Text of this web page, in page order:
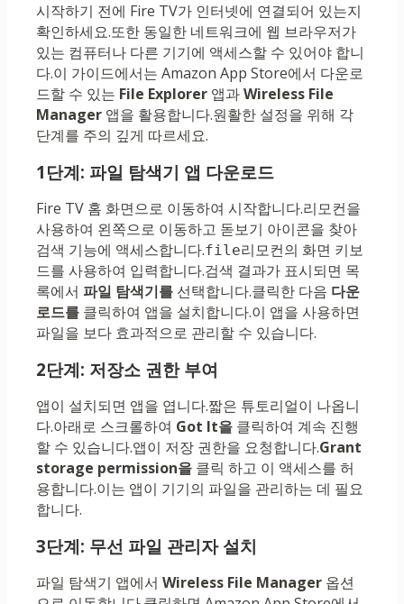
시작하기 전에 Fire TV가 인터넷에 연결되어 있는지
확인하세요.또한 동일한 네트워크에 웹 브라우저가
있는 컴퓨터나 다른 기기에 액세스할 수 있어야 합니
다.이 가이드에서는 Amazon App Store에서 다운로
드할 수 있는 File Explorer 앱과Wireless File
Manager 앱을 활용합니다.원활한 설정을 위해 각
단계를 주의 깊게 따르세요.
1단계: 파일 탐색기 앱 다운로드
Fire TV 홈 화면으로 이동하여 시작합니다.리모컨을
사용하여 왼쪽으로 이동하고 돋보기 아이콘을 찾아
검색 기능에 액세스합니다.file리모컨의 화면 키보
드를 사용하여 입력합니다.검색 결과가 표시되면 목
록에서 파일 탐색기를 선택합니다.클릭한 다음 다운
로드를 클릭하여 앱을 설치합니다.이 앱을 사용하면
파일을 보다 효과적으로 관리할 수 있습니다.
2단계: 저장소 권한 부여
앱이 설치되면 앱을 엽니다.짧은 튜토리얼이 나옵니
다.아래로 스크롤하여 Got It을 클릭하여 계속 진행
할 수 있습니다.앱이 저장 권한을 요청합니다.Grant
storage permission을 클릭 하고 이 액세스를 허
용합니다.이는 앱이 기기의 파일을 관리하는 데 필요
합니다.
3단계: 무선 파일 관리자 설치
파일 탐색기 앱에서 Wireless File Manager 옵션